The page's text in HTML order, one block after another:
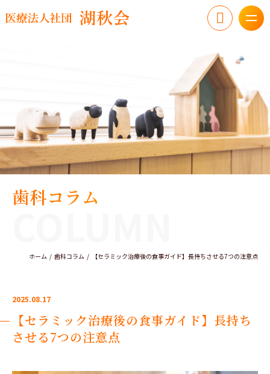
歯科コラム
ホーム 歯科コラム 【セラミック治療後の食事ガイド】長持ちさせる7つの注意点
2025.08.17
【セラミック治療後の食事ガイド】長持ち
させる7つの注意点